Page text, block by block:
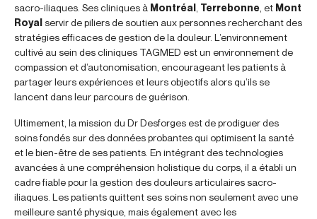
sacro-iliaques. Ses cliniques à Montréal Terrebonne , et Mont
Royal servir de piliers de soutien aux personnes recherchant des
stratégies efficaces de gestion de la douleur. L’environnement
cultivé au sein des cliniques TAGMED est un environnement de
compassion et d’autonomisation, encourageant les patients à
partager leurs expériences et leurs objectifs alors qu’ils se
lancent dans leur parcours de guérison.
Ultimement, la mission du Dr Desforges est de prodiguer des
soins fondés sur des données probantes qui optimisent la santé
et le bien-être de ses patients. En intégrant des technologies
avancées à une compréhension holistique du corps, il a établi un
cadre fiable pour la gestion des douleurs articulaires sacro-
iliaques. Les patients quittent ses soins non seulement avec une
meilleure santé physique, mais également avec les